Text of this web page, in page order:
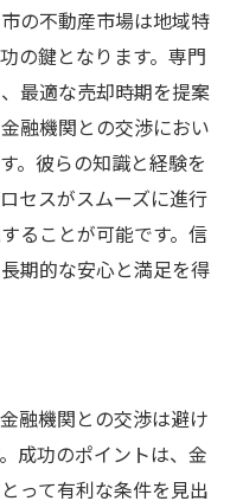
の不動産市場は地域特
の鍵となります。専門
最適な売却時期を提案
融機関との交渉におい
。彼らの知識と経験を
セスがスムーズに進行
ることが可能です。信
期的な安心と満足を得
融機関との交渉は避け
成功のポイントは、金
って有利な条件を見出